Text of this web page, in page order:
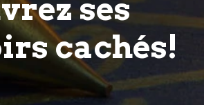
ses
cachés!